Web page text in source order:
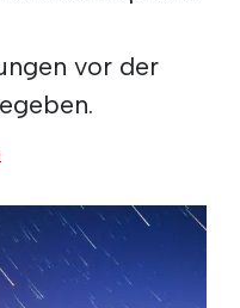
vor der